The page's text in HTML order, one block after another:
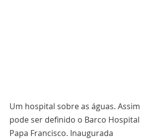
Um hospital sobre as águas. Assim
pode ser definido o Barco Hospital
Papa Francisco. Inaugurada